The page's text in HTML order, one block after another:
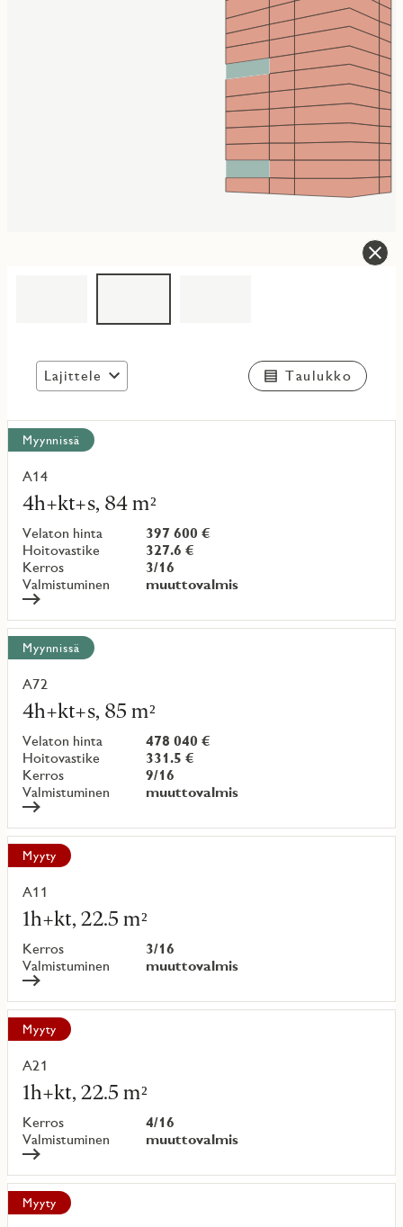
Lajittele Taulukko
Näytä
kaikki
kohteet
Myynnissä
A14
4h+kt+s, 84 m²
Velaton hinta
397 600 €
Hoitovastike
327.6 €
Kerros
3/16
Valmistuminen
muuttovalmis
Lue
lisää
kohteesta
Myynnissä
A72
4h+kt+s, 85 m²
Velaton hinta
478 040 €
Hoitovastike
331.5 €
Kerros
9/16
Valmistuminen
muuttovalmis
Lue
lisää
kohteesta
Myyty
A11
1h+kt, 22.5 m²
Kerros
3/16
Valmistuminen
muuttovalmis
Lue
lisää
kohteesta
Myyty
A21
1h+kt, 22.5 m²
Kerros
4/16
Valmistuminen
muuttovalmis
Lue
lisää
kohteesta
Myyty